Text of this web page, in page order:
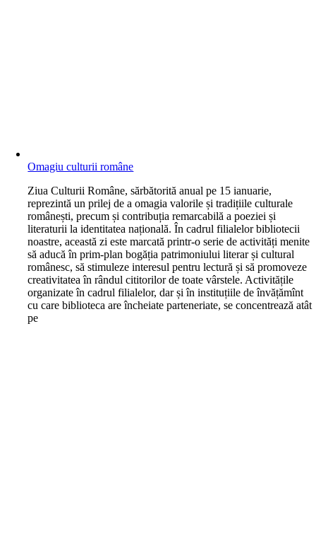
Omagiu culturii române
Ziua Culturii Române, sărbătorită anual pe 15 ianuarie,
reprezintă un prilej de a omagia valorile și tradițiile culturale
românești, precum și contribuția remarcabilă a poeziei și
literaturii la identitatea națională. În cadrul filialelor bibliotecii
noastre, această zi este marcată printr-o serie de activități menite
să aducă în prim-plan bogăția patrimoniului literar și cultural
românesc, să stimuleze interesul pentru lectură și să promoveze
creativitatea în rândul cititorilor de toate vârstele. Activitățile
organizate în cadrul filialelor, dar și în instituțiile de învățămînt
cu care biblioteca are încheiate parteneriate, se concentrează atât
pe